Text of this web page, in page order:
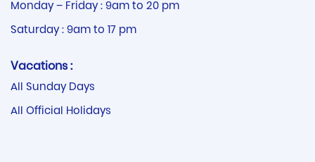
Monday – Friday : 9am to 20 pm
Saturday : 9am to 17 pm
Vacations :
All Sunday Days
All Official Holidays